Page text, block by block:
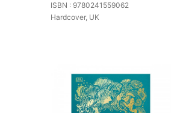
ISBN : 9780241559062
Hardcover, UK